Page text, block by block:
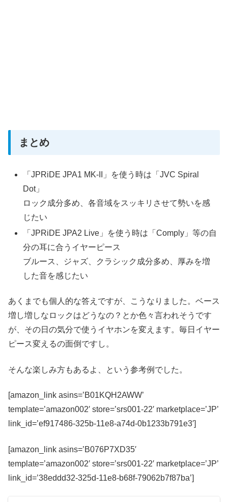
まとめ
「JPRiDE JPA1 MK-II」を使う時は「JVC Spiral
Dot」
ロック成分多め、各音域をスッキリさせて勢いを感
じたい
「JPRiDE JPA2 Live」を使う時は「Comply」等の自
分の耳に合うイヤーピース
ブルース、ジャズ、クラシック成分多め、厚みを増
した音を感じたい
あくまでも個人的な答えですが、こうなりました。ベース
増し増しなロックはどうなの？とか色々言われそうです
が、その日の気分で使うイヤホンを変えます。毎日イヤー
ピース変えるの面倒ですし。
そんな楽しみ方もあるよ、という参考例でした。
[amazon_link asins=’B01KQH2AWW’
template=’amazon002′ store=’srs001-22′ marketplace=’JP’
link_id=’ef917486-325b-11e8-a74d-0b1233b791e3′]
[amazon_link asins=’B076P7XD35′
template=’amazon002′ store=’srs001-22′ marketplace=’JP’
link_id=’38eddd32-325d-11e8-b68f-79062b7f87ba’]